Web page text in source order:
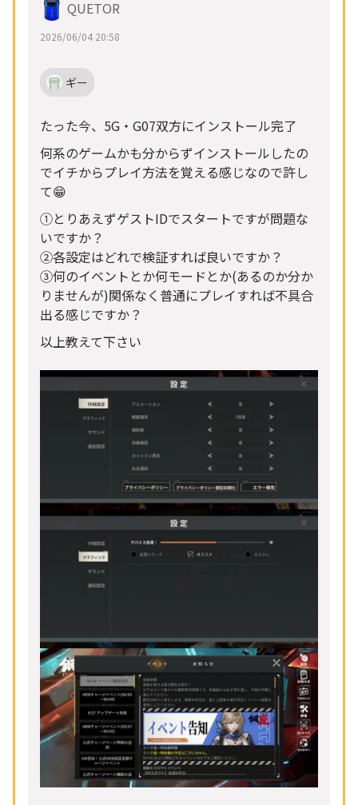
QUETOR
2026/06/04 20:58
ギー
たった今、5G・G07双方にインストール完了
何系のゲームかも分からずインストールしたの
でイチからプレイ方法を覚える感じなので許し
て😁
①とりあえずゲストIDでスタートですが問題な
いですか？
②各設定はどれで検証すれば良いですか？
③何のイベントとか何モードとか(あるのか分か
りませんが)関係なく普通にプレイすれば不具合
出る感じですか？
以上教えて下さい